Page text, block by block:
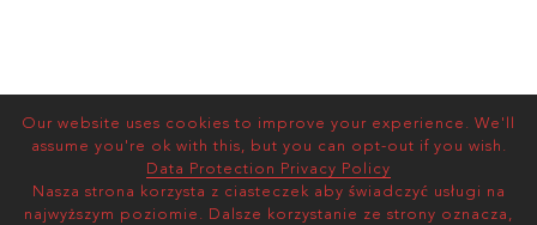
Our website uses cookies to improve your experience. We'll
assume you're ok with this, but you can opt-out if you wish.
Data Protection Privacy Policy
Nasza strona korzysta z ciasteczek aby świadczyć usługi na
najwyższym poziomie. Dalsze korzystanie ze strony oznacza,